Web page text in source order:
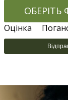
ОБЕРІТЬ
Оцінка